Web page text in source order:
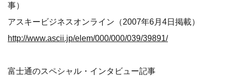
事）
アスキービジネスオンライン（2007年6月4日掲載）
http://www.ascii.jp/elem/000/000/039/39891/
富士通のスペシャル・インタビュー記事